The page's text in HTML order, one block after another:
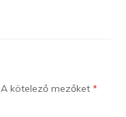
A kötelező mezőket*